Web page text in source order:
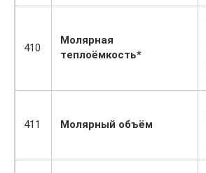
410
Молярная
теплоёмкость*
411 Молярный объём